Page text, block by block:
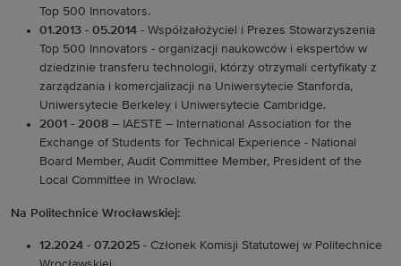
Top 500 Innovators.
01.2013 - 05.2014 - Współzałożyciel i Prezes Stowarzyszenia
Top 500 Innovators - organizacji naukowców i ekspertów w
dziedzinie transferu technologii, którzy otrzymali certyfikaty z
zarządzania i komercjalizacji na Uniwersytecie Stanforda,
Uniwersytecie Berkeley i Uniwersytecie Cambridge.
2001 - 2008 – IAESTE – International Association for the
Exchange of Students for Technical Experience - National
Board Member, Audit Committee Member, President of the
Local Committee in Wroclaw.
Na Politechnice Wrocławskiej:
12.2024 - 07.2025 - Członek Komisji Statutowej w Politechnice